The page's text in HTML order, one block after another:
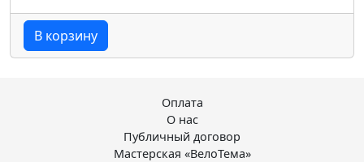
В корзину
Оплата
О нас
Публичный договор
Мастерская «ВелоТема»